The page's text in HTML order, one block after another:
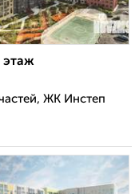
этаж
ЖК Инстеп